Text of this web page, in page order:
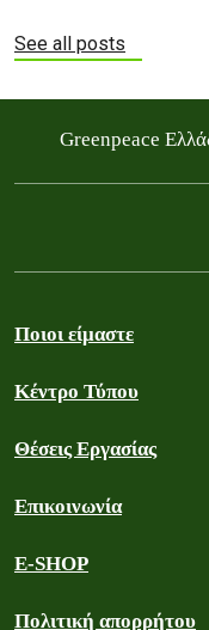
See all posts
Greenpeace
Ποιοι είμαστε
Κέντρο Τύπου
Θέσεις Εργασίας
Επικοινωνία
E-SHOP
Πολιτική απορρήτου